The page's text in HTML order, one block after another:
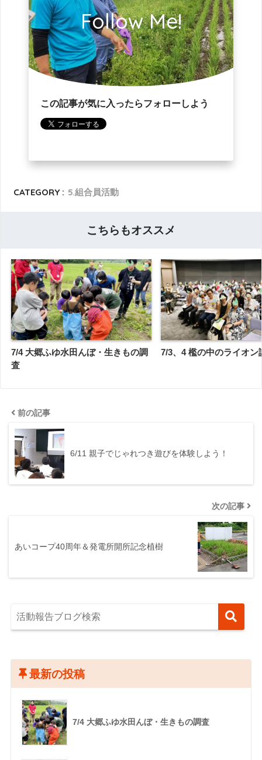
Follow Me!
この記事が気に入ったらフォローしよう
CATEGORY : 5.組合員活動
こちらもオススメ
7/4 大郷ふゆ水田んぼ・生きもの調
査
7/3、4 檻の中のライオン
前の記事
6/11 親子でじゃれつき遊びを体験しよう！
次の記事
あいコープ40周年＆発電所開所記念植樹
最新の投稿
7/4 大郷ふゆ水田んぼ・生きもの調査